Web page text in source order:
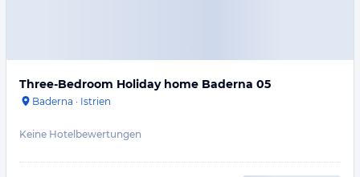
Three-Bedroom Holiday home Baderna 05
Baderna · Istrien
Keine Hotelbewertungen